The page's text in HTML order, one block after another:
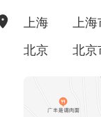
上海
上
北京
北